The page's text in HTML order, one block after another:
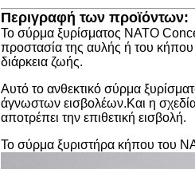
Περιγραφή των προϊόντων:
Το σύρμα ξυρίσματος NATO
προστασία της αυλής ή του κήπου
διάρκεια ζωής.
Αυτό το ανθεκτικό σύρμα
άγνωστων εισβολέων.Και η
αποτρέπει την επιθετική εισβολή.
Το σύρμα ξυριστήρα κήπου του